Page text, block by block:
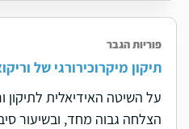
פוריות הגבר
תיקון מיקרוכירורגי של
על השיטה האידיאלית לתיקון
הצלחה גבוה מחד, ובשיעור